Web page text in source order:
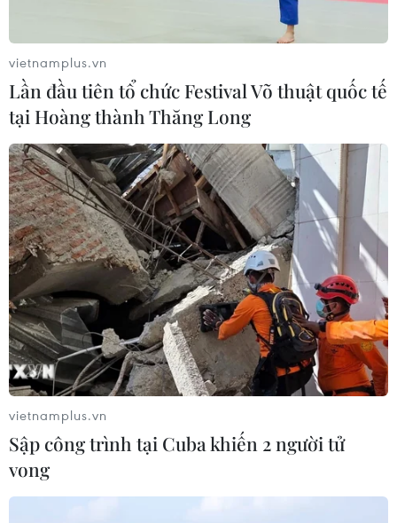
vietnamplus.vn
Lần đầu tiên tổ chức Festival Võ thuật quốc tế
tại Hoàng thành Thăng Long
vietnamplus.vn
Sập công trình tại Cuba khiến 2 người tử
vong